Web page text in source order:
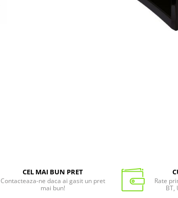
CEL MAI BUN PRET
Contacteaza-ne daca ai gasit un pret
mai bun!
Rate
BT,